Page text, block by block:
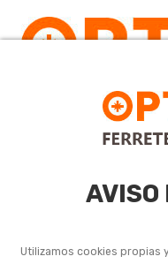
AVISO
Utilizamos cookies propias